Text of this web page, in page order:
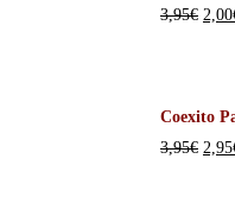
3,95€ 2,00
Coexito
3,95€ 2,95